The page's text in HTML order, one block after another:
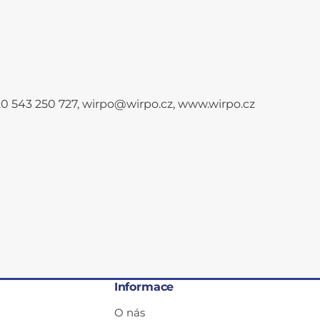
543 250 727, wirpo@wirpo.cz, www.wirpo.cz
Informace
O nás